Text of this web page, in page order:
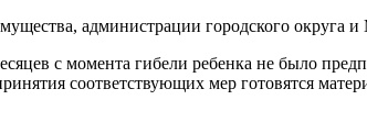
администрации городского округа
с момента гибели ребенка не было
соответствующих мер готовятся